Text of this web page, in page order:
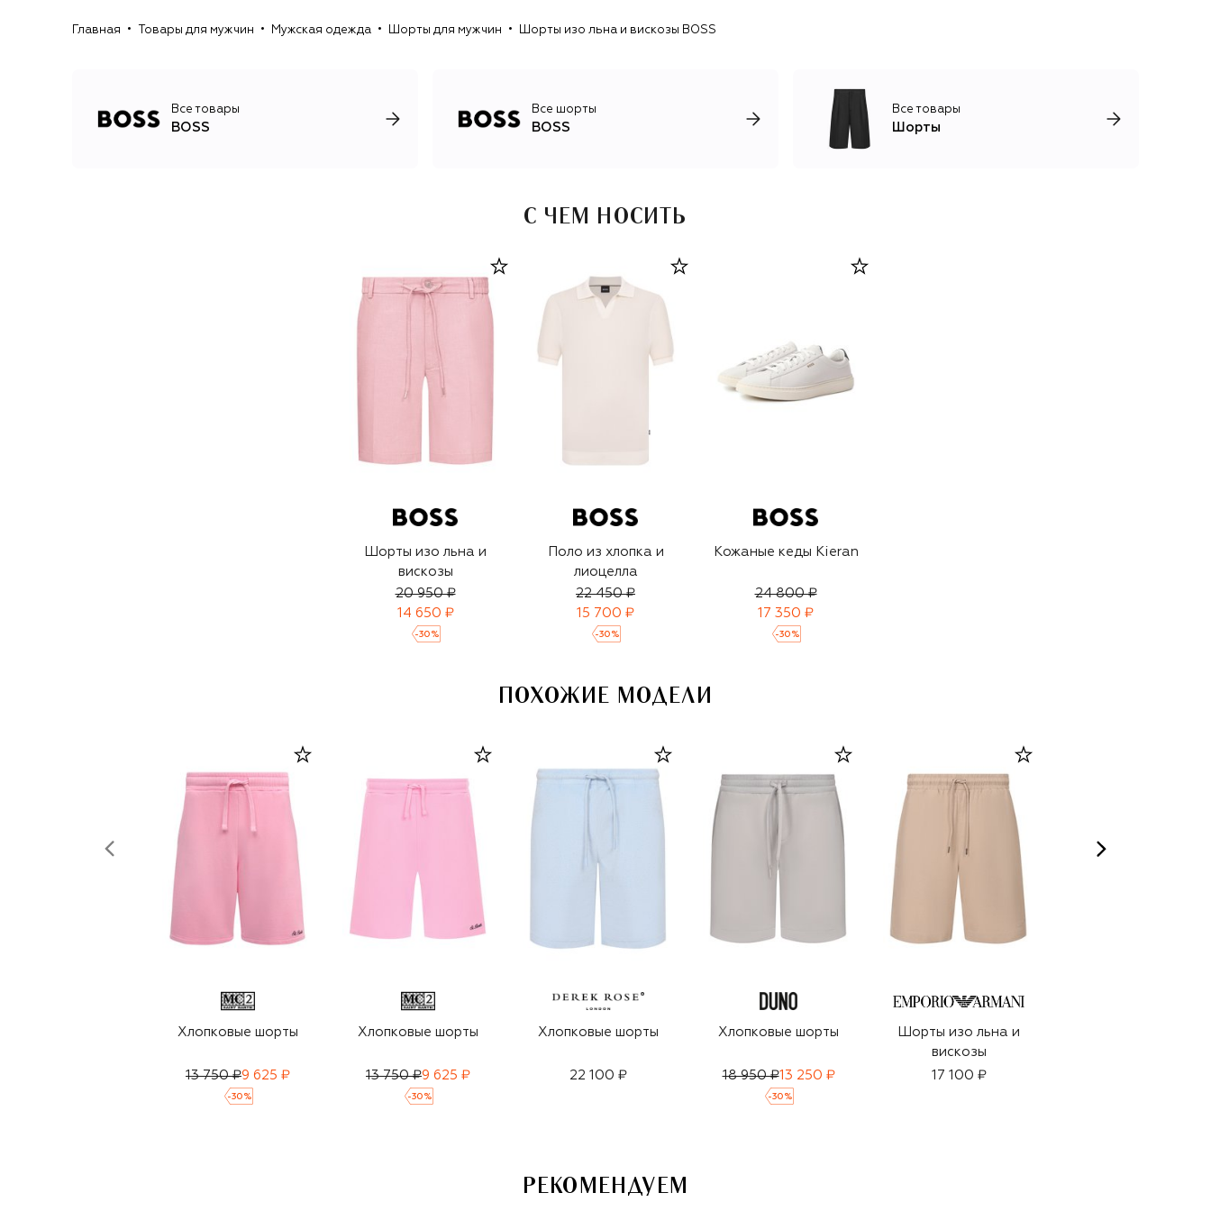
Главная Товары для мужчин Мужская одежда Шорты для мужчин Шорты изо льна и вискозы BOSS
Все товары
BOSS
Все шорты
BOSS
Все товары
Шорты
С ЧЕМ НОСИТЬ
Шорты изо льна и
вискозы
20 950 ₽
14 650 ₽
-30 %
Поло из хлопка и
лиоцелла
22 450 ₽
15 700 ₽
-30 %
Кожаные кеды Kieran
24 800 ₽
17 350 ₽
-30 %
ПОХОЖИЕ МОДЕЛИ
Хлопковые шорты
13 750 ₽9 625 ₽
-30 %
Хлопковые шорты
13 750 ₽9 625 ₽
-30 %
Хлопковые шорты
22 100 ₽
Хлопковые шорты
18 950 ₽13 250 ₽
-30 %
Шорты изо льна и
вискозы
17 100 ₽
РЕКОМЕНДУЕМ